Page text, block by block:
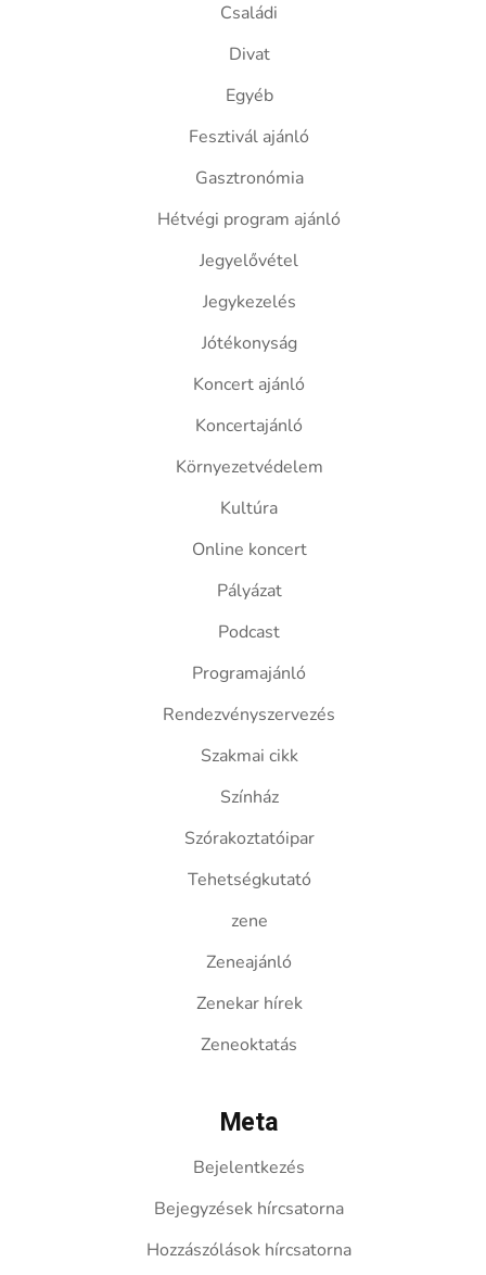
Családi
Divat
Egyéb
Fesztivál ajánló
Gasztronómia
Hétvégi program ajánló
Jegyelővétel
Jegykezelés
Jótékonyság
Koncert ajánló
Koncertajánló
Környezetvédelem
Kultúra
Online koncert
Pályázat
Podcast
Programajánló
Rendezvényszervezés
Szakmai cikk
Színház
Szórakoztatóipar
Tehetségkutató
zene
Zeneajánló
Zenekar hírek
Zeneoktatás
Meta
Bejelentkezés
Bejegyzések hírcsatorna
Hozzászólások hírcsatorna